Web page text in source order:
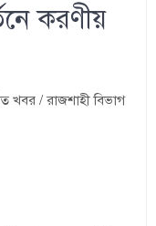
করণীয়
খবর /রাজশাহী বিভাগ